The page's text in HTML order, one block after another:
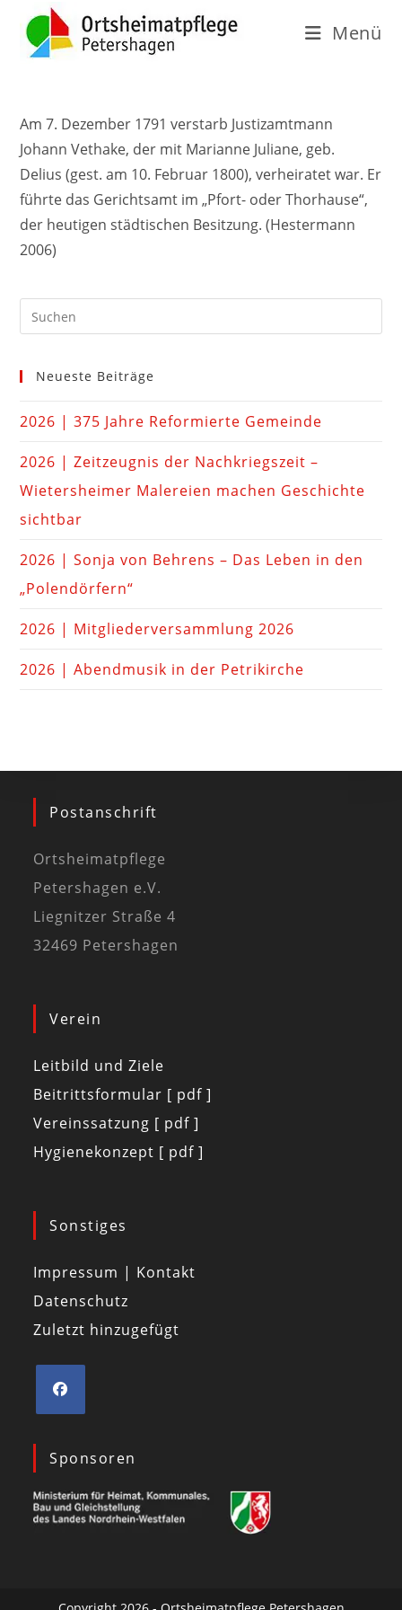
Menü
Am 7. Dezember 1791 verstarb Justizamtmann
Johann Vethake, der mit Marianne Juliane, geb.
Delius (gest. am 10. Februar 1800), verheiratet war. Er
führte das Gerichtsamt im „Pfort- oder Thorhause“,
der heutigen städtischen Besitzung. (Hestermann
2006)
Neueste Beiträge
2026 | 375 Jahre Reformierte Gemeinde
2026 | Zeitzeugnis der Nachkriegszeit –
Wietersheimer Malereien machen Geschichte
sichtbar
2026 | Sonja von Behrens – Das Leben in den
„Polendörfern“
2026 | Mitgliederversammlung 2026
2026 | Abendmusik in der Petrikirche
Postanschrift
Ortsheimatpflege
Petershagen e.V.
Liegnitzer Straße 4
32469 Petershagen
Verein
Leitbild und Ziele
Beitrittsformular [ pdf ]
Vereinssatzung [ pdf ]
Hygienekonzept [ pdf ]
Sonstiges
Impressum | Kontakt
Datenschutz
Zuletzt hinzugefügt
Sponsoren